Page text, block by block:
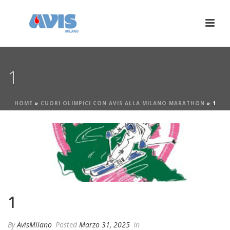
1
HOME » CUORI OLIMPICI CON AVIS ALLA MILANO MARATHON » 1
1
ByAvisMilano Posted Marzo 31, 2025 In